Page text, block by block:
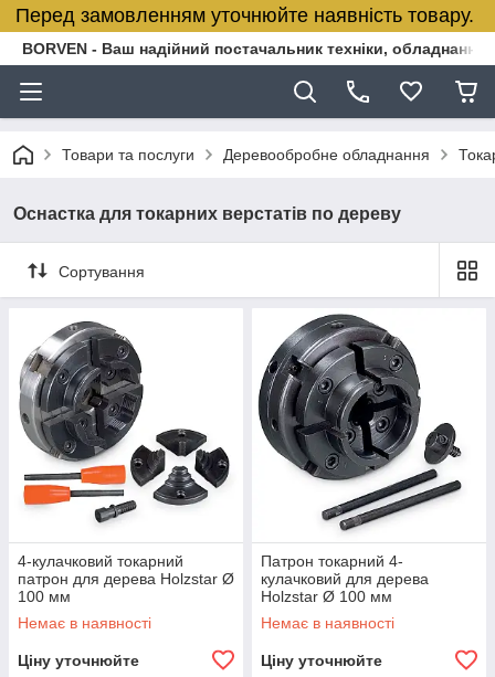
Перед замовленням уточнюйте наявність товару.
BORVEN - Ваш надійний постачальник техніки, обладнання
Товари та послуги Деревообробне обладнання
Оснастка для токарних верстатів по дереву
Сортування
4-кулачковий токарний
патрон для дерева Holzstar Ø
100 мм
Немає в наявності
Ціну уточнюйте
Патрон токарний 4-
кулачковий для дерева
Holzstar Ø 100 мм
Немає в наявності
Ціну уточнюйте